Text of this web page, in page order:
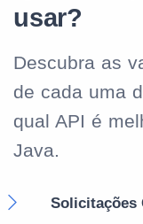
usar?
Descubra as
de cada uma
qual API é
Java.
Solicitações